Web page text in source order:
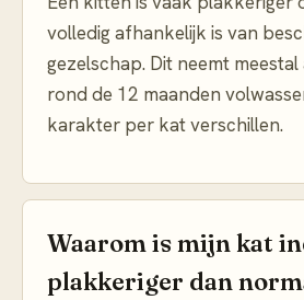
volledig afhankelijk is van
gezelschap. Dit neemt
rond de 12 maanden
karakter per kat verschillen.
Waarom is mijn kat
plakkeriger dan